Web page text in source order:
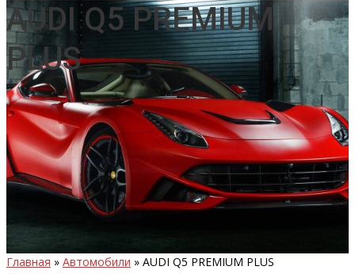
AUDI Q5 PREMIUM
PLUS
Главная » Автомобили » AUDI Q5 PREMIUM PLUS